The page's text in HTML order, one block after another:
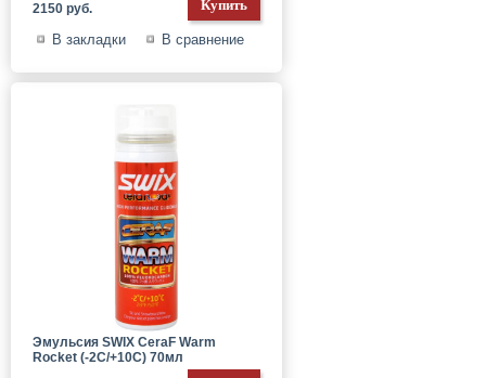
2150 руб.
В закладки В сравнение
Эмульсия SWIX CeraF Warm
Rocket (-2C/+10C) 70мл